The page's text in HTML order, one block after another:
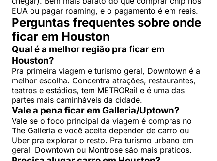
EUA ou pagar roaming, e o pagamento é em reais.
Perguntas frequentes sobre onde
ficar em Houston
Qual é a melhor região pra ficar em
Houston?
Pra primeira viagem e turismo geral, Downtown é a
melhor escolha. Concentra atrações, restaurantes,
teatros e estádios, tem METRORail e é uma das
partes mais caminháveis da cidade.
Vale a pena ficar em Galleria/Uptown?
Vale se o foco principal da viagem é compras no
The Galleria e você aceita depender de carro ou
Uber pra explorar o resto. Pra turismo urbano em
geral, Downtown ou Montrose são mais práticos.